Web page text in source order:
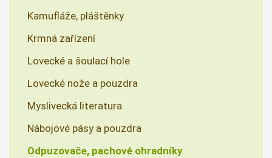
Kamufláže, pláštěnky
Krmná zařízení
Lovecké a šoulací hole
Lovecké nože a pouzdra
Myslivecká literatura
Nábojové pásy a pouzdra
Odpuzovače, pachové ohradníky